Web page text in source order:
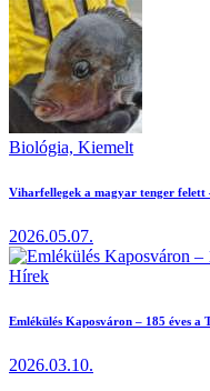
Biológia, Kiemelt
Viharfellegek a magyar tenger
2026.05.07.
Hírek
Emlékülés Kaposváron – 185 éves a
2026.03.10.